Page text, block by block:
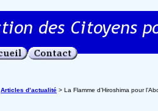
Articles d’actualité > La Flamme d’Hiroshima pour